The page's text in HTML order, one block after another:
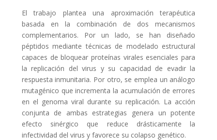
El trabajo plantea una aproximación terapéutica
basada en la combinación de dos mecanismos
complementarios. Por un lado, se han diseñado
péptidos mediante técnicas de modelado estructural
capaces de bloquear proteínas virales esenciales para
la replicación del virus y su capacidad de evadir la
respuesta inmunitaria. Por otro, se emplea un análogo
mutagénico que incrementa la acumulación de errores
en el genoma viral durante su replicación. La acción
conjunta de ambas estrategias genera un potente
efecto sinérgico que reduce drásticamente la
infectividad del virus y favorece su colapso genético.